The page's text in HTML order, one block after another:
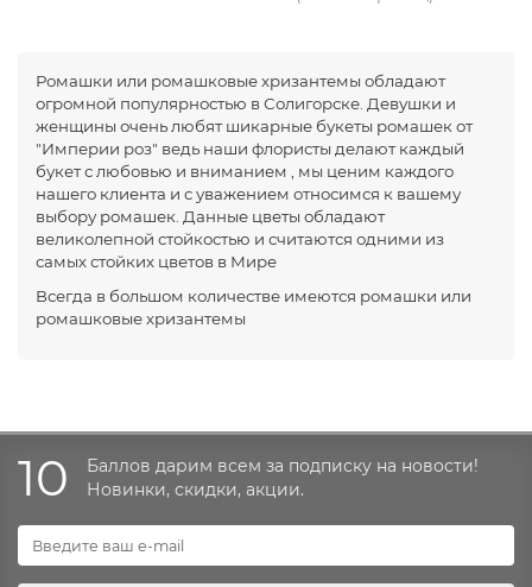
Ромашки или ромашковые хризантемы обладают
огромной популярностью в Солигорске. Девушки и
женщины очень любят шикарные букеты ромашек от
"Империи роз" ведь наши флористы делают каждый
букет с любовью и вниманием , мы ценим каждого
нашего клиента и с уважением относимся к вашему
выбору ромашек. Данные цветы обладают
великолепной стойкостью и считаются одними из
самых стойких цветов в Мире
Всегда в большом количестве имеются ромашки или
ромашковые хризантемы
10
Баллов дарим всем за подписку на новости!
Новинки, скидки, акции.